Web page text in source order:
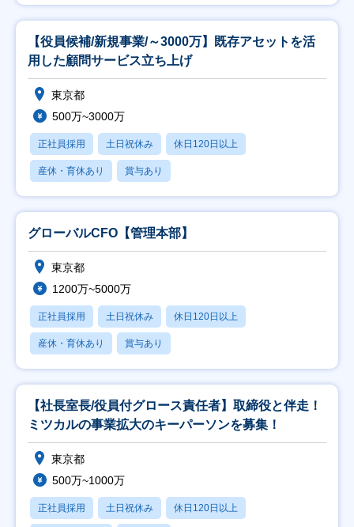
【役員候補/新規事業/～3000万】既存アセットを活
用した顧問サービス立ち上げ
東京都
500万~3000万
正社員採用 土日祝休み 休日120日以上
産休・育休あり 賞与あり
グローバルCFO【管理本部】
東京都
1200万~5000万
正社員採用 土日祝休み 休日120日以上
産休・育休あり 賞与あり
【社長室長/役員付グロース責任者】取締役と伴走！
ミツカルの事業拡大のキーパーソンを募集！
東京都
500万~1000万
正社員採用 土日祝休み 休日120日以上